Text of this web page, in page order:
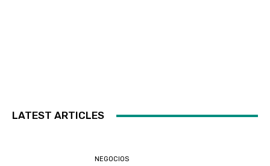
LATEST ARTICLES
NEGOCIOS